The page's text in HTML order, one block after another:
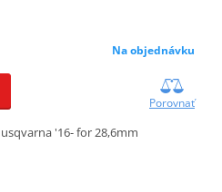
Na objednávku
Porovnať
'16- for 28,6mm